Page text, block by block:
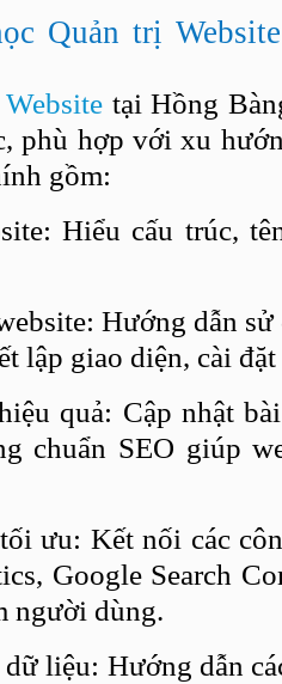
Quản trị
tại Hồng
phù hợp với xu
gồm:
Hiểu cấu trúc,
Hướng dẫn
lập giao diện, cài
quả: Cập nhật
chuẩn SEO giúp
ưu: Kết nối các
Google Search
người dùng.
liệu: Hướng dẫn